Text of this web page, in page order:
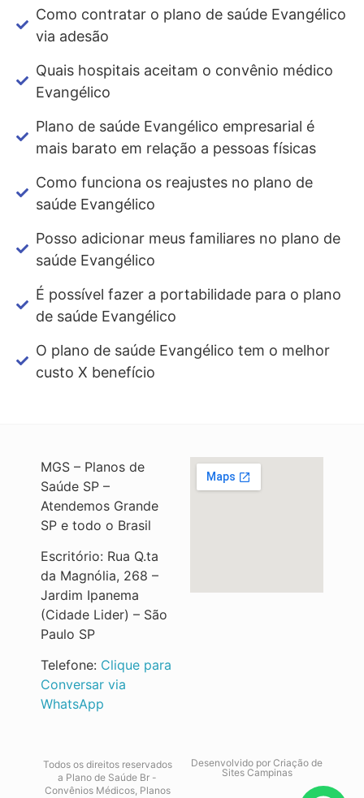
Como contratar o plano de saúde Evangélico
via adesão
Quais hospitais aceitam o convênio médico
Evangélico
Plano de saúde Evangélico empresarial é
mais barato em relação a pessoas físicas
Como funciona os reajustes no plano de
saúde Evangélico
Posso adicionar meus familiares no plano de
saúde Evangélico
É possível fazer a portabilidade para o plano
de saúde Evangélico
O plano de saúde Evangélico tem o melhor
custo X benefício
MGS – Planos de
Saúde SP –
Atendemos Grande
SP e todo o Brasil
Escritório: Rua Q.ta
da Magnólia, 268 –
Jardim Ipanema
(Cidade Lider) – São
Paulo SP
Telefone: Clique para
Conversar via
WhatsApp
Todos os direitos reservados
a Plano de Saúde Br -
Convênios Médicos, Planos
Desenvolvido por Criação de
Sites Campinas